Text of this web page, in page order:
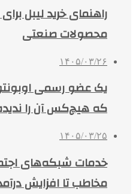
راهنمای خرید لیبل
محصولات صنعتی
۱۴۰۵/۰۳/۲۶
یک عضو رسمی
که هیچ‌کس آن را
۱۴۰۵/۰۳/۲۵
مخاطب تا افزایش